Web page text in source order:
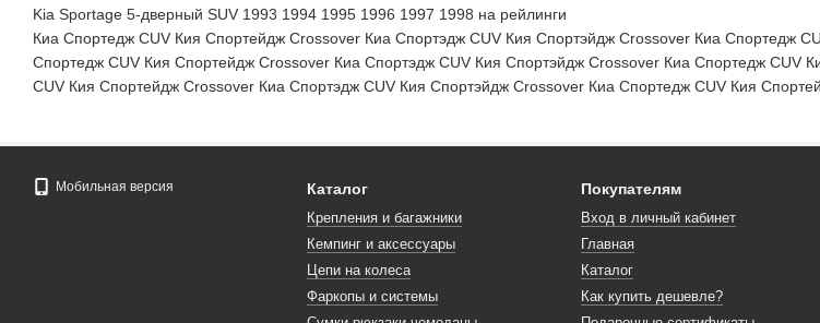
Kia Sportage 5-дверный SUV 1993 1994 1995 1996 1997 1998 на рейлинги
Киа Спортедж CUV Кия Спортейдж Crossover Киа Спортэдж CUV Кия Спортэйдж Crossover Киа Спортедж
Спортедж CUV Кия Спортейдж Crossover Киа Спортэдж CUV Кия Спортэйдж Crossover Киа Спортедж
CUV Кия Спортейдж Crossover Киа Спортэдж CUV Кия Спортэйдж Crossover Киа Спортедж CUV Кия
Мобильная версия Каталог
Крепления и багажники
Кемпинг и аксессуары
Цепи на колеса
Фаркопы и системы
Покупателям
Вход в личный кабинет
Главная
Каталог
Как купить дешевле?